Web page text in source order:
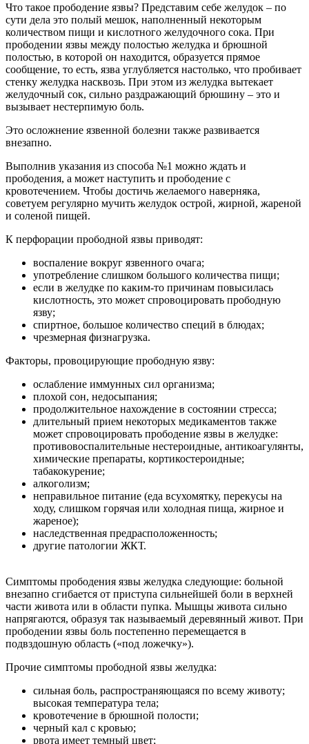
Что такое прободение язвы? Представим себе желудок – по
сути дела это полый мешок, наполненный некоторым
количеством пищи и кислотного желудочного сока. При
прободении язвы между полостью желудка и брюшной
полостью, в которой он находится, образуется прямое
сообщение, то есть, язва углубляется настолько, что пробивает
стенку желудка насквозь. При этом из желудка вытекает
желудочный сок, сильно раздражающий брюшину – это и
вызывает нестерпимую боль.
Это осложнение язвенной болезни также развивается
внезапно.
Выполнив указания из способа №1 можно ждать и
прободения, а может наступить и прободение с
кровотечением. Чтобы достичь желаемого наверняка,
советуем регулярно мучить желудок острой, жирной, жареной
и соленой пищей.
К перфорации прободной язвы приводят:
воспаление вокруг язвенного очага;
употребление слишком большого количества пищи;
если в желудке по каким-то причинам повысилась
кислотность, это может спровоцировать прободную
язву;
спиртное, большое количество специй в блюдах;
чрезмерная физнагрузка.
Факторы, провоцирующие прободную язву:
ослабление иммунных сил организма;
плохой сон, недосыпания;
продолжительное нахождение в состоянии стресса;
длительный прием некоторых медикаментов также
может спровоцировать прободение язвы в желудке:
противовоспалительные нестероидные, антикоагулянты,
химические препараты, кортикостероидные;
табакокурение;
алкоголизм;
неправильное питание (еда всухомятку, перекусы на
ходу, слишком горячая или холодная пища, жирное и
жареное);
наследственная предрасположенность;
другие патологии ЖКТ.
Симптомы прободения язвы желудка следующие: больной
внезапно сгибается от приступа сильнейшей боли в верхней
части живота или в области пупка. Мышцы живота сильно
напрягаются, образуя так называемый деревянный живот. При
прободении язвы боль постепенно перемещается в
подвздошную область («под ложечку»).
Прочие симптомы прободной язвы желудка:
сильная боль, распространяющаяся по всему животу;
высокая температура тела;
кровотечение в брюшной полости;
черный кал с кровью;
рвота имеет темный цвет;